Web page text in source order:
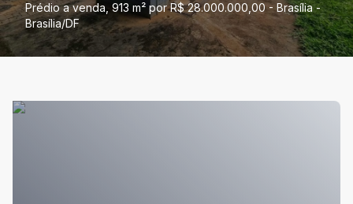
Prédio a venda, 913 m² por R$ 28.000.000,00 - Brasília -
Brasília/DF